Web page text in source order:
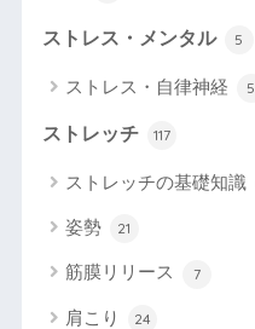
ストレス・メンタル 5
ストレス・自律神経 5
ストレッチ 117
ストレッチの基礎知識
姿勢 21
筋膜リリース 7
肩こり 24